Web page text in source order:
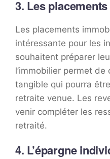
3. Les
Les placements
intéressante pour les
souhaitent préparer
l’immobilier permet
tangible qui pourra
retraite venue. Les
venir compléter les
retraité.
4. L’épargne